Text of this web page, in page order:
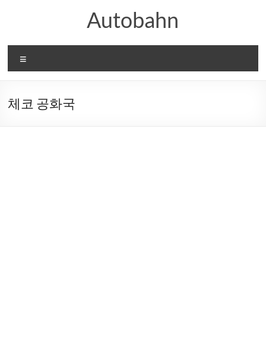
Autobahn
뉴
체코 공화국